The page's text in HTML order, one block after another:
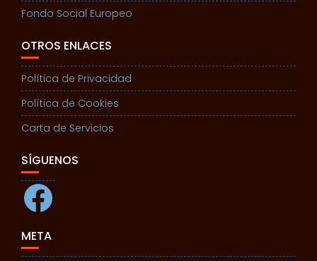
Fondo Social Europeo
OTROS ENLACES
Política de Privacidad
Política de Cookies
Carta de Servicios
SÍGUENOS
Facebook
META